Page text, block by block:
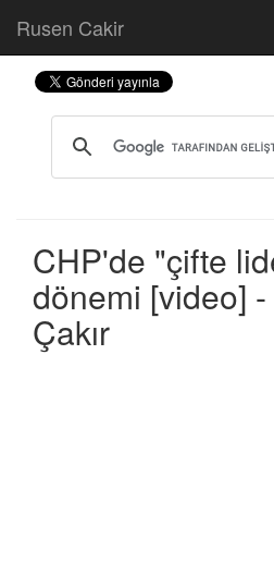
Rusen Cakir
CHP'de "çifte
dönemi [video]
Çakır